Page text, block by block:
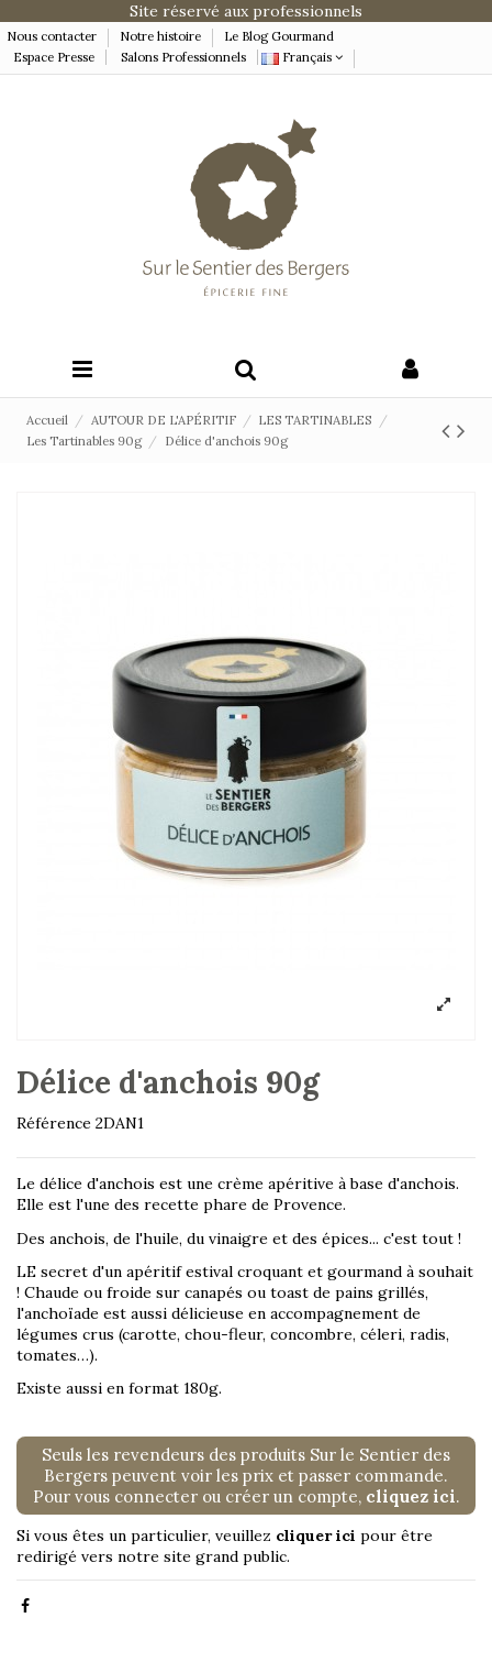
Site réservé aux professionnels
Nous contacter Notre histoire
Le Blog Gourmand
Espace Presse
Salons Professionnels Français
Accueil AUTOUR DE L'APÉRITIF
LES TARTINABLES
Les Tartinables 90g
Délice d'anchois 90g
Délice d'anchois 90g
Référence 2DAN1
Le délice d'anchois est une crème apéritive à base d'anchois.
Elle est l'une des recette phare de Provence.
Des anchois, de l'huile, du vinaigre et des épices... c'est tout !
LE secret d'un apéritif estival croquant et gourmand à souhait
! Chaude ou froide sur canapés ou toast de pains grillés,
l'anchoïade est aussi délicieuse en accompagnement de
légumes crus (carotte, chou-fleur, concombre, céleri, radis,
tomates…).
Existe aussi en format 180g.
Seuls les revendeurs des produits Sur le Sentier des
Bergers peuvent voir les prix et passer commande.
Pour vous connecter ou créer un compte, cliquez ici.
Si vous êtes un particulier, veuillez cliquer ici pour être
redirigé vers notre site grand public.